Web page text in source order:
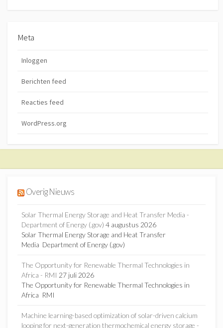
Meta
Inloggen
Berichten feed
Reacties feed
WordPress.org
Overig Nieuws
Solar Thermal Energy Storage and Heat Transfer Media -
Department of Energy (.gov) 4 augustus 2026
Solar Thermal Energy Storage and Heat Transfer
Media Department of Energy (.gov)
The Opportunity for Renewable Thermal Technologies in
Africa - RMI 27 juli 2026
The Opportunity for Renewable Thermal Technologies in
Africa RMI
Machine learning-based optimization of solar-driven calcium
looping for next-generation thermochemical energy storage -